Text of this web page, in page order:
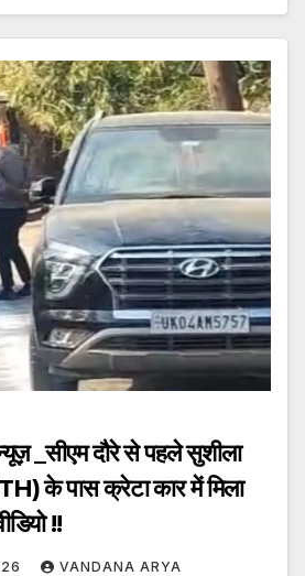
_सीएम दौरे से पहले सुशीला
के पास क्रेटा कार में मिला
!!
VANDANA ARYA